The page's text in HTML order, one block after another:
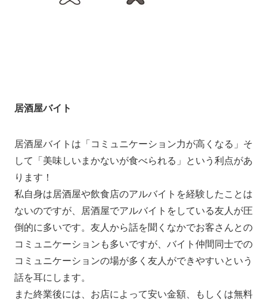
居酒屋バイト
居酒屋バイトは「コミュニケーション力が高くなる」そ
して「美味しいまかないが食べられる 」 という利点があ
ります！
私自身は居酒屋や飲食店のアルバイトを経験したことは
ないのですが、居酒屋でアルバイトをしている友人が圧
倒的に多いです。友人から話を聞くなかでお客さんとの
コミュニケーションも多いですが、バイト仲間同士での
コミュニケーションの場が多く友人ができやすいという
話を耳にします。
また終業後には、お店によって安い金額、もしくは無料